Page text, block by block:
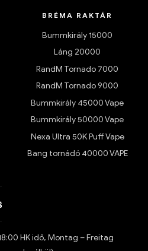
BRÉMA RAKTÁR
Bummkirály 15000
Láng 20000
RandM Tornado 7000
RandM Tornado 9000
Bummkirály 45000 Vape
Bummkirály 50000 Vape
Nexa Ultra 50K Puff Vape
Bang tornádó 40000 VAPE
HK idő, Montag – Freitag